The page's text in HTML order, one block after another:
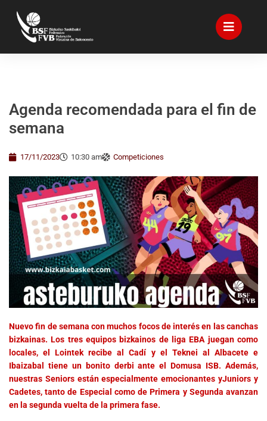
Agenda recomendada para el fin de
semana
17/11/2023 10:30 am Competiciones
Nuevo fin de semana con muchos focos de interés en las canchas
bizkainas. Los tres equipos bizkainos de liga EBA juegan como
locales, el Lointek recibe al Cadí y el Teknei al Albacete e
Ibaizabal tiene un bonito derbi ante el Domusa ISB. Además,
nuestras Seniors están especialmente emocionantes yJuniors y
Cadetes, tanto de Especial como de Primera y Segunda avanzan
en la segunda vuelta de la primera fase.